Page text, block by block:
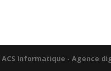
ACS Informatique - Agence